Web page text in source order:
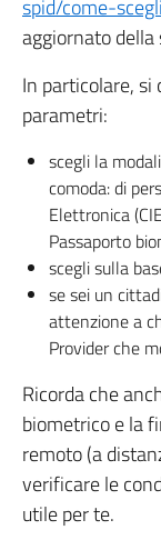
spid/come-
aggiornato della
In particolare,
parametri:
scegli la
comoda: di
Elettronica
Passaporto
scegli sulla
se sei un
attenzione a
Provider che
Ricorda che
biometrico e la
remoto (a
verificare le
utile per te.